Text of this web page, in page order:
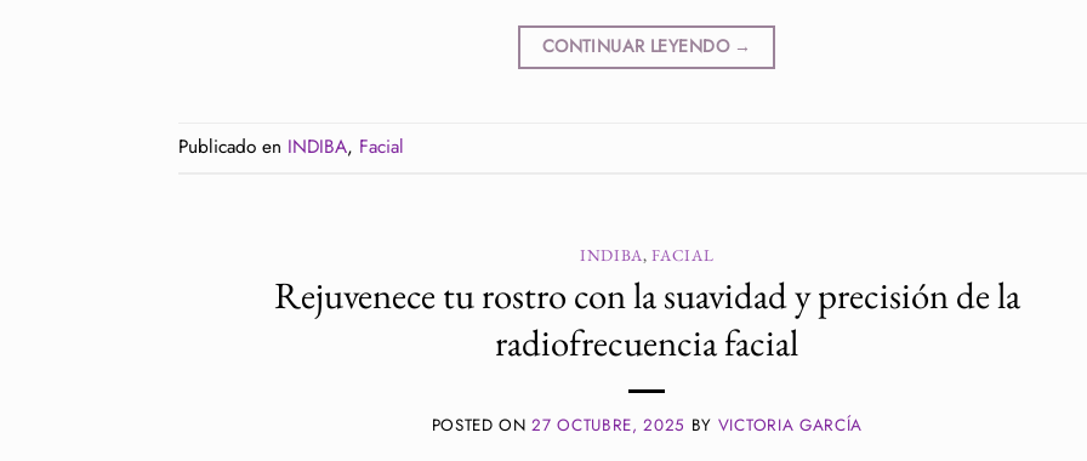
CONTINUAR LEYENDO →
Publicado en INDIBA, Facial
INDIBA,FACIAL
Rejuvenece tu rostro con la suavidad y precisión de la
radiofrecuencia facial
POSTED ON27 OCTUBRE, 2025 BY VICTORIA GARCÍA